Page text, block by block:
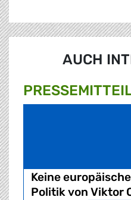
AUCH
Keine
Politik von Viktor